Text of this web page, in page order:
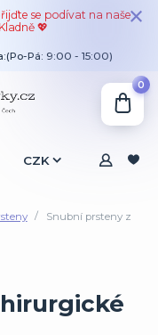
se podívat na naše
💖
CZK
Pá: 9:00 - 15:00)
0
Snubní prsteny z